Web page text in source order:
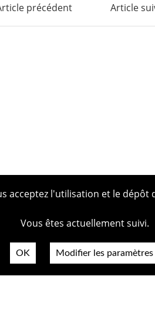
précédent Article
l'utilisation et le
Vous êtes actuellement suivi.
OK Modifier les paramètres